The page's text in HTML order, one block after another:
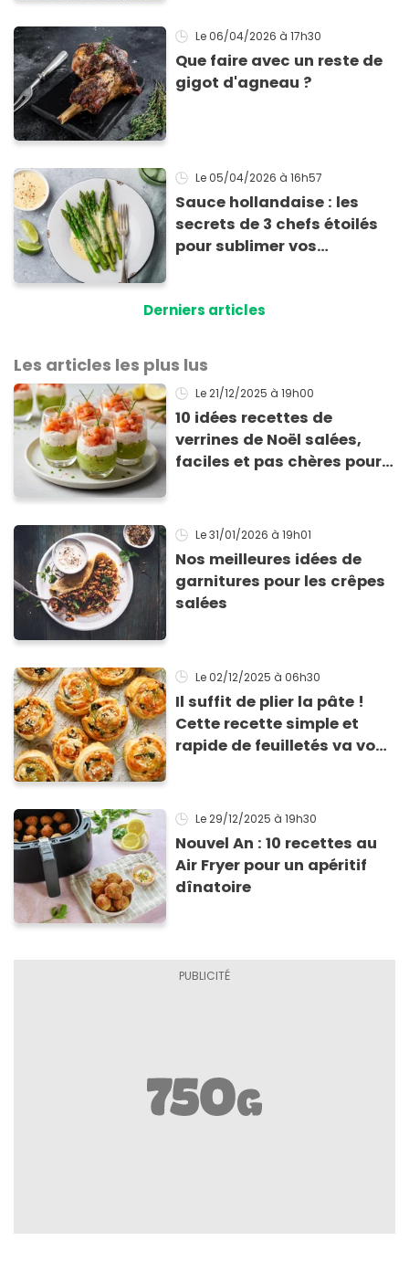
Le 06/04/2026 à 17h30
Que faire avec un reste de
gigot d'agneau ?
Le 05/04/2026 à 16h57
Sauce hollandaise : les
secrets de 3 chefs étoilés
pour sublimer vos
Derniers articles
Les articles les plus lus
Le 21/12/2025 à 19h00
10 idées recettes de
verrines de Noël salées,
faciles et pas chères pour
Le 31/01/2026 à 19h01
Nos meilleures idées de
garnitures pour les crêpes
salées
Le 02/12/2025 à 06h30
Il suffit de plier la pâte !
Cette recette simple et
rapide de feuilletés va vous
Le 29/12/2025 à 19h30
Nouvel An : 10 recettes au
Air Fryer pour un apéritif
dînatoire